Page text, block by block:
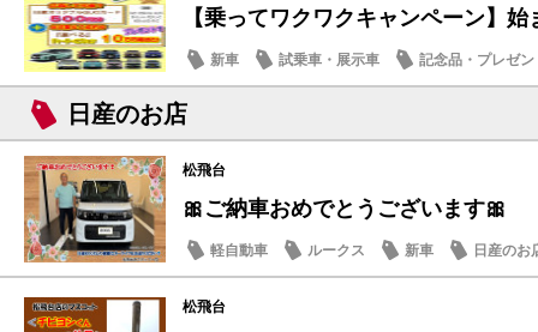
【乗ってワクワクキャンペーン】
新車 試乗車・展示車
記念品・プレゼン
日産のお店
日産のお店
松飛台
🎀ご納車おめでとうございます🎀
軽自動車 ルークス 新車 日産のお
松飛台